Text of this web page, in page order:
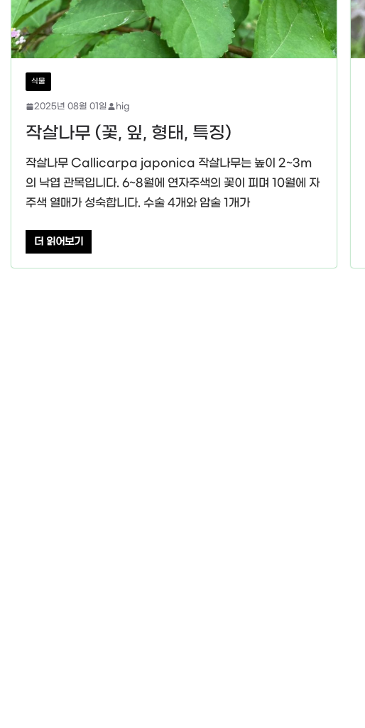
식물
2025년 08월 01일 hig
작살나무 (꽃, 잎, 형태, 특징)
작살나무 Callicarpa japonica 작살나무는 높이 2~3m
의 낙엽 관목입니다. 6~8월에 연자주색의 꽃이 피며 10월에 자
주색 열매가 성숙합니다. 수술 4개와 암술 1개가
더 읽어보기